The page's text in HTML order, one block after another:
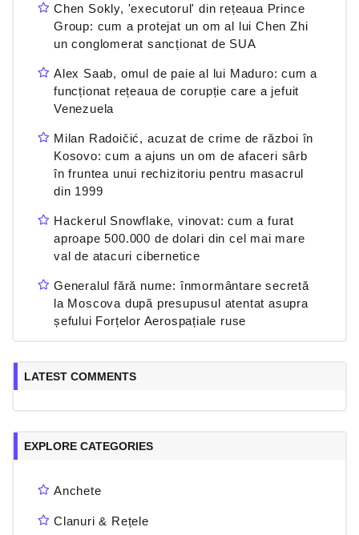
Chen Sokly, 'executorul' din rețeaua Prince
Group: cum a protejat un om al lui Chen Zhi
un conglomerat sancționat de SUA
Alex Saab, omul de paie al lui Maduro: cum a
funcționat rețeaua de corupție care a jefuit
Venezuela
Milan Radoičić, acuzat de crime de război în
Kosovo: cum a ajuns un om de afaceri sârb
în fruntea unui rechizitoriu pentru masacrul
din 1999
Hackerul Snowflake, vinovat: cum a furat
aproape 500.000 de dolari din cel mai mare
val de atacuri cibernetice
Generalul fără nume: înmormântare secretă
la Moscova după presupusul atentat asupra
șefului Forțelor Aerospațiale ruse
LATEST COMMENTS
EXPLORE CATEGORIES
Anchete
Clanuri & Rețele